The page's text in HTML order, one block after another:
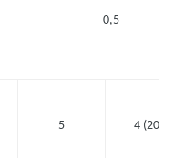
0,5
5 4 (20*)